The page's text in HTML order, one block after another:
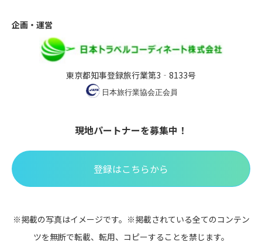
企画・運営
東京都知事登録旅行業第3‐8133号
現地パートナーを募集中！
登録はこちらから
※掲載の写真はイメージです。※掲載されている全てのコンテン
ツを無断で転載、転用、コピーすることを禁じます。